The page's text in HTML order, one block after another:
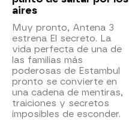
aires
Muy pronto, Antena 3
estrena El secreto. La
vida perfecta de una de
las familias más
poderosas de Estambul
pronto se convierte en
una cadena de mentiras,
traiciones y secretos
imposibles de esconder.